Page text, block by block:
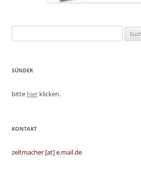
nach:
SÜNDER
bitte hier klicken.
KONTAKT
zeltmacher [at] e.mail.de